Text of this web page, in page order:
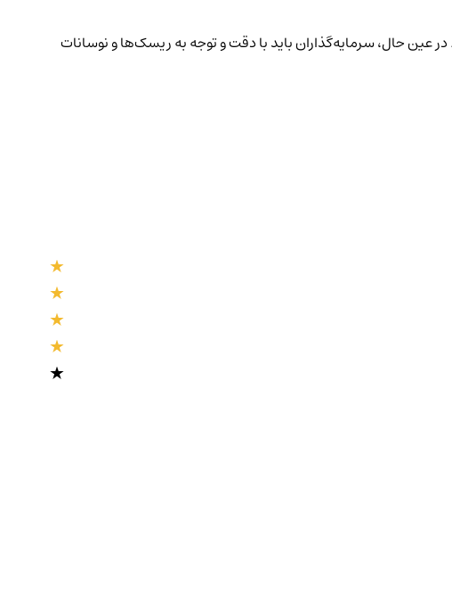
عین حال، سرمایه‌گذاران باید با دقت و توجه به ریسک‌ها و نوسانات